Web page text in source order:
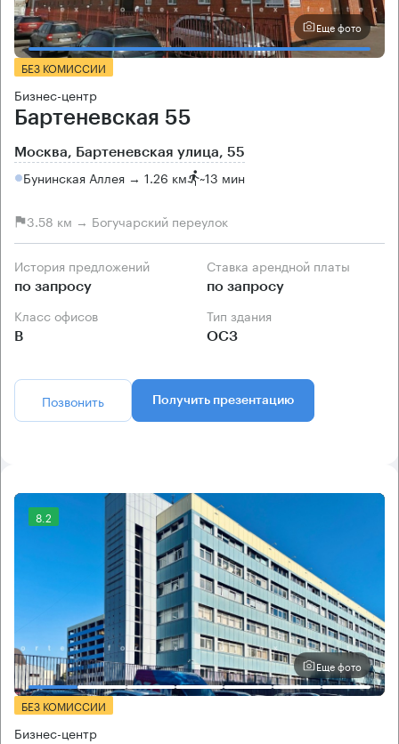
Еще фото
БЕЗ КОМИССИИ
Бизнес-центр
Бартеневская 55
Москва, Бартеневская улица, 55
Бунинская Аллея → 1.26 км ~13 мин
3.58 км → Богучарский переулок
История предложений
по запросу
Ставка арендной платы
по запросу
Класс офисов
B
Тип здания
ОСЗ
Позвонить Получить презентацию
8.2
Еще фото
БЕЗ КОМИССИИ
Бизнес-центр